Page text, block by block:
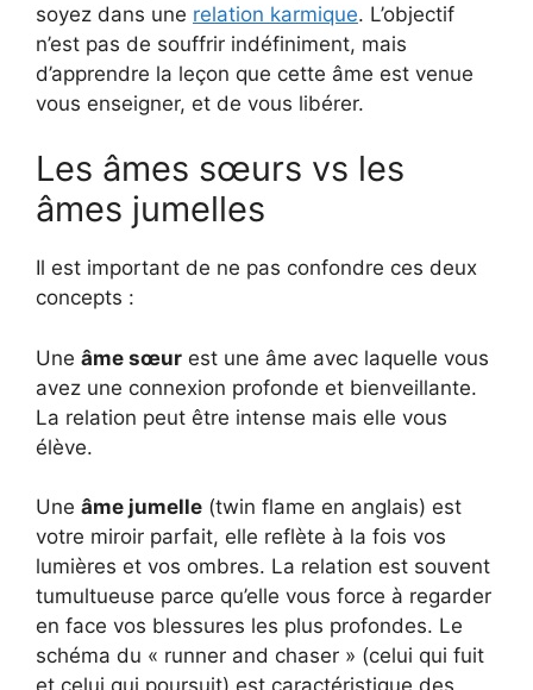
soyez dans une relation karmique. L’objectif
n’est pas de souffrir indéfiniment, mais
d’apprendre la leçon que cette âme est venue
vous enseigner, et de vous libérer.
Les âmes sœurs vs les
âmes jumelles
Il est important de ne pas confondre ces deux
concepts :
Une âme sœur est une âme avec laquelle vous
avez une connexion profonde et bienveillante.
La relation peut être intense mais elle vous
élève.
Une âme jumelle (twin flame en anglais) est
votre miroir parfait, elle reflète à la fois vos
lumières et vos ombres. La relation est souvent
tumultueuse parce qu’elle vous force à regarder
en face vos blessures les plus profondes. Le
schéma du « runner and chaser » (celui qui fuit